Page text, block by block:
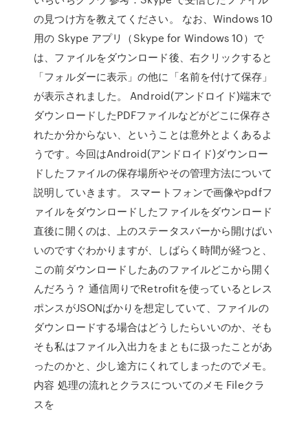
の見つけ方を教えてください。 なお、Windows 10
用の Skype アプリ（Skype for Windows 10）で
は、ファイルをダウンロード後、右クリックすると
「フォルダーに表示」の他に「名前を付けて保存」
が表示されました。 Android(アンドロイド)端末で
ダウンロードしたPDFファイルなどがどこに保存さ
れたか分からない、ということは意外とよくあるよ
うです。今回はAndroid(アンドロイド)ダウンロー
ドしたファイルの保存場所やその管理方法について
説明していきます。 スマートフォンで画像やpdfフ
ァイルをダウンロードしたファイルをダウンロード
直後に開くのは、上のステータスバーから開けばい
いのですぐわかりますが、しばらく時間が経つと、
この前ダウンロードしたあのファイルどこから開く
んだろう？ 通信周りでRetrofitを使っているとレス
ポンスがJSONばかりを想定していて、ファイルの
ダウンロードする場合はどうしたらいいのか、そも
そも私はファイル入出力をまともに扱ったことがあ
ったのかと、少し途方にくれてしまったのでメモ。
内容 処理の流れとクラスについてのメモ Fileクラ
スを